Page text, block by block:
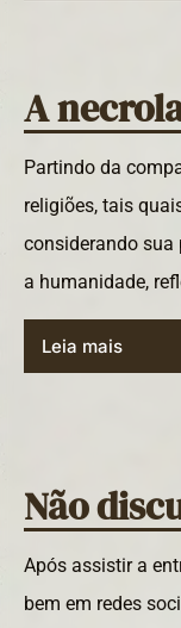
A
Partindo da
religiões, tais
considerando sua
a humanidade,
Leia mais
Não
Após assistir a
bem em redes